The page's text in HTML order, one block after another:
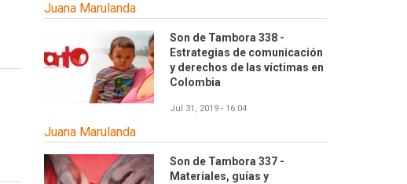
Juana Marulanda
Son de Tambora 338 -
Estrategias de comunicación
y derechos de las víctimas en
Colombia
Jul 31, 2019 - 16:04
Juana Marulanda
Son de Tambora 337 -
Materiales, guías y